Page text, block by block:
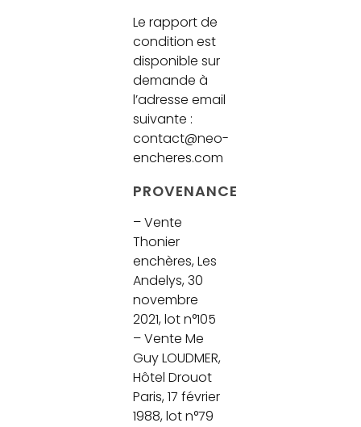
Le rapport de
condition est
disponible sur
demande à
l’adresse email
suivante :
contact@neo-
encheres.com
PROVENANCE
– Vente
Thonier
enchères, Les
Andelys, 30
novembre
2021, lot n°105
– Vente Me
Guy LOUDMER,
Hôtel Drouot
Paris, 17 février
1988, lot n°79